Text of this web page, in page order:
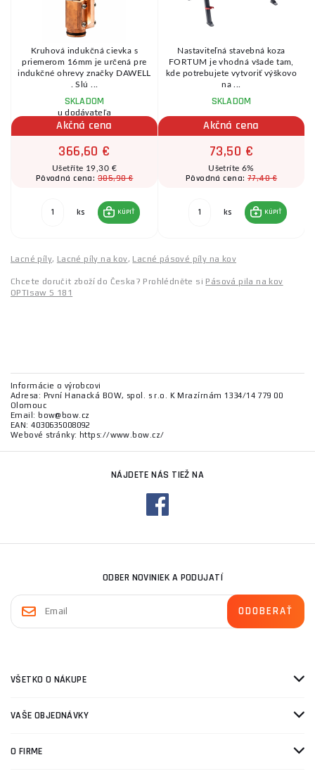
Kruhová indukčná cievka s
priemerom 16mm je určená pre
indukčné ohrevy značky DAWELL
. Slú ...
SKLADOM
u dodávateľa
Akčná cena
366,60 €
Ušetříte 19,30 €
Pôvodná cena:385,90 €
ks KÚPIŤ
Nastaviteľná stavebná koza
FORTUM je vhodná všade tam,
kde potrebujete vytvoriť výškovo
na ...
SKLADOM
Akčná cena
73,50 €
Ušetríte 6%
Pôvodná cena:77,40 €
ks KÚPIŤ
Lacné píly, Lacné píly na kov, Lacné pásové píly na kov
Chcete doručit zboží do Česka? Prohlédněte si Pásová pila na kov
OPTIsaw S 181
Informácie o výrobcovi
Adresa: První Hanacká BOW, spol. s r.o. K Mrazírnám 1334/14 779 00
Olomouc
Email: bow@bow.cz
EAN: 4030635008092
Webové stránky: https://www.bow.cz/
NÁJDETE NÁS TIEŽ NA
ODBER NOVINIEK A PODUJATÍ
VŠETKO O NÁKUPE
VAŠE OBJEDNÁVKY
O FIRME